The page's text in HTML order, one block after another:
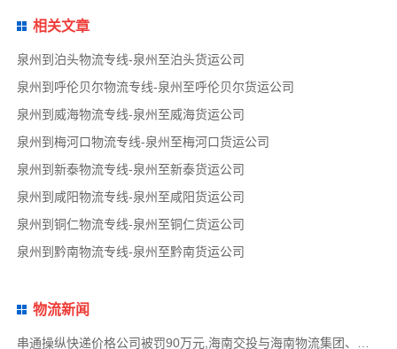
相关文章
泉州到泊头物流专线-泉州至泊头货运公司
泉州到呼伦贝尔物流专线-泉州至呼伦贝尔货运公司
泉州到威海物流专线-泉州至威海货运公司
泉州到梅河口物流专线-泉州至梅河口货运公司
泉州到新泰物流专线-泉州至新泰货运公司
泉州到咸阳物流专线-泉州至咸阳货运公司
泉州到铜仁物流专线-泉州至铜仁货运公司
泉州到黔南物流专线-泉州至黔南货运公司
物流新闻
串通操纵快递价格公司被罚90万元,海南交投与海南物流集团、中国移动海南公司签署战略合作